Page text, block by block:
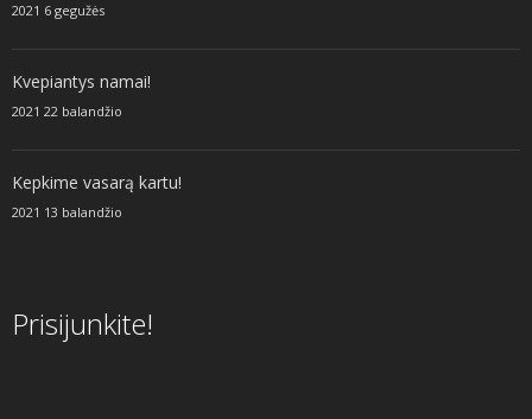
2021 6 gegužės
Kvepiantys namai!
2021 22 balandžio
Kepkime vasarą kartu!
2021 13 balandžio
Prisijunkite!